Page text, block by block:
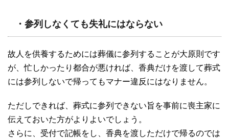
・参列しなくても失礼にはならない
故人を供養するためには葬儀に参列することが大原則です
が、忙しかったり都合が悪ければ、香典だけを渡して葬式
には参列しないで帰ってもマナー違反にはなりません。
ただしできれば、葬式に参列できない旨を事前に喪主家に
伝えておいた方がよりよいでしょう。
さらに、受付で記帳をし、香典を渡しただけで帰るのでは